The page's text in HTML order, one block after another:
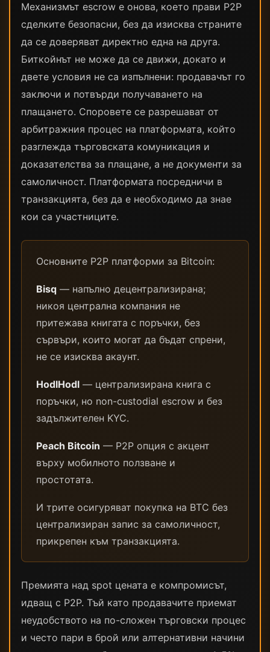
Механизмът escrow е онова, което прави P2P
сделките безопасни, без да изисква страните
да се доверяват директно една на друга.
Биткойнът не може да се движи, докато и
двете условия не са изпълнени: продавачът го
заключи и потвърди получаването на
плащането. Споровете се разрешават от
арбитражния процес на платформата, който
разглежда търговската комуникация и
доказателства за плащане, а не документи за
самоличност. Платформата посредничи в
транзакцията, без да е необходимо да знае
кои са участниците.
Основните P2P платформи за Bitcoin:
Bisq — напълно децентрализирана;
никоя централна компания не
притежава книгата с поръчки, без
сървъри, които могат да бъдат спрени,
не се изисква акаунт.
HodlHodl — централизирана книга с
поръчки, но non-custodial escrow и без
задължителен KYC.
Peach Bitcoin — P2P опция с акцент
върху мобилното ползване и
простотата.
И трите осигуряват покупка на BTC без
централизиран запис за самоличност,
прикрепен към транзакцията.
Премията над spot цената е компромисът,
идващ с P2P. Тъй като продавачите приемат
неудобството на по-сложен търговски процес
и често пари в брой или алтернативни начини